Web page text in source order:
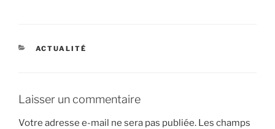
CATÉGORIES
ACTUALITÉ
Laisser un commentaire
Votre adresse e-mail ne sera pas publiée. Les champs